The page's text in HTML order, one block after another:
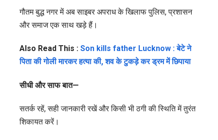
गौतम बुद्ध नगर में अब साइबर अपराध के खिलाफ पुलिस, प्रशासन
और समाज एक साथ खड़े हैं।
Also Read This : Son kills father Lucknow : बेटे ने
पिता की गोली मारकर हत्या की, शव के टुकड़े कर ड्रम में छिपाया
सीधी और साफ बात—
सतर्क रहें, सही जानकारी रखें और किसी भी ठगी की स्थिति में तुरंत
शिकायत करें।